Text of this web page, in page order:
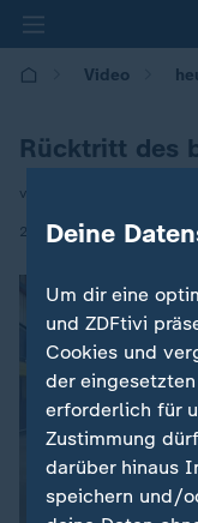
Video
Rücktritt des
von Britta Jäger
22.06.2026 | 21:45
Deine
Um dir eine
und ZDFtivi
Cookies und
der
erforderlich für
Zustimmung
darüber hinaus
speichern und/